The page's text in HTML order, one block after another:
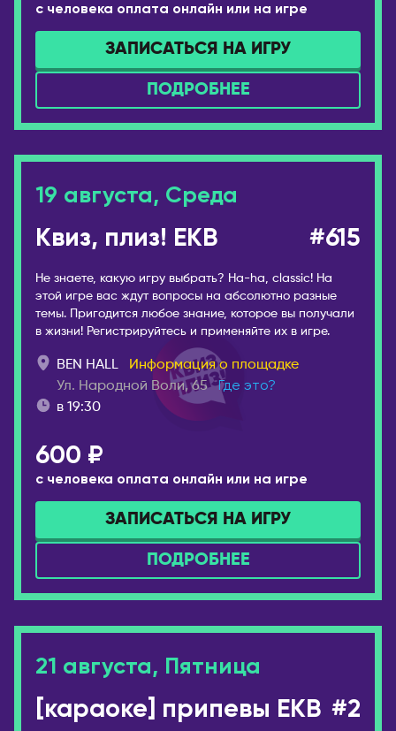
с человека оплата онлайн или на игре
ЗАПИСАТЬСЯ НА ИГРУ
ПОДРОБНЕЕ
19 августа, Среда
Квиз, плиз! EKB #615
Не знаете, какую игру выбрать? Ha-ha, classic! На
этой игре вас ждут вопросы на абсолютно разные
темы. Пригодится любое знание, которое вы получали
в жизни! Регистрируйтесь и применяйте их в игре.
BEN HALL
Информация о площадке
Ул. Народной Воли, 65 Где это?
в 19:30
600 ₽
с человека оплата онлайн или на игре
ЗАПИСАТЬСЯ НА ИГРУ
ПОДРОБНЕЕ
21 августа, Пятница
[караоке] припевы EKB #2